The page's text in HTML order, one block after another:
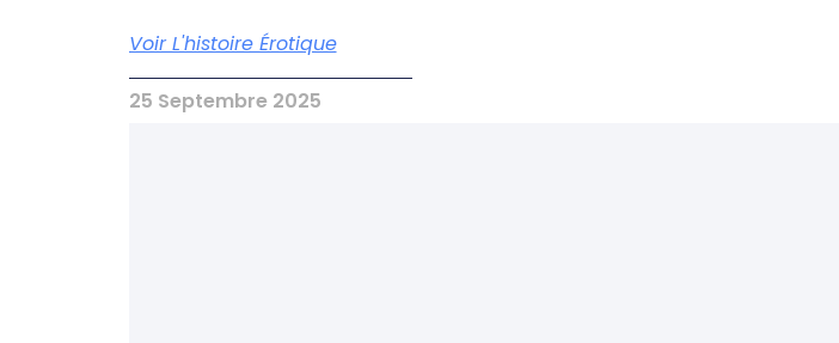
Voir L'histoire Érotique
25 Septembre 2025